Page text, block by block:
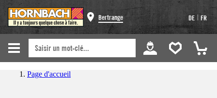
Bertrange DE | FR
Page d'accueil